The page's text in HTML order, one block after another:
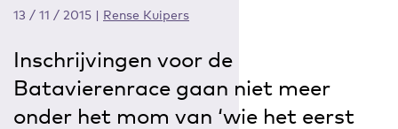
13 / 11 / 2015 | Rense Kuipers
Inschrijvingen voor de
Batavierenrace gaan niet meer
onder het mom van ‘wie het eerst